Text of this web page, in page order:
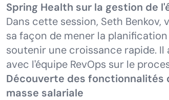
Spring Health sur la gestion de
Dans cette session, Seth
sa façon de mener la
soutenir une croissance rapide.
avec l'équipe RevOps sur le
Découverte des fonctionnalités
masse salariale